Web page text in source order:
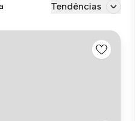
Tendências